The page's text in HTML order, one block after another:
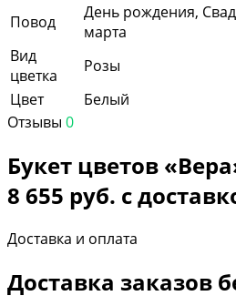
Повод
День рождения,
марта
Вид
цветка
Розы
Цвет
Белый
Отзывы 0
Букет цветов
8 655 руб. с
Доставка и оплата
Доставка заказов